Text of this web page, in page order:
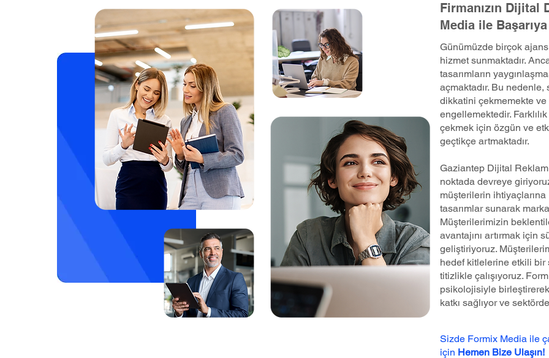
Firmanızın Dijital
Media ile
Günümüzde birçok
hizmet sunmaktadır.
tasarımların
açmaktadır. Bu nedenle,
dikkatini çekmemekte ve
engellemektedir.
çekmek için özgün ve
geçtikçe artmaktadır.
Gaziantep Dijital
noktada devreye
müşterilerin ihtiyaçlarına
tasarımlar sunarak
Müşterilerimizin
avantajını artırmak için
geliştiriyoruz.
hedef kitlelerine etkili bir
titizlikle çalışıyoruz.
psikolojisiyle
katkı sağlıyor ve
Sizde Formix Media ile
için Hemen Bize Ulaşın!